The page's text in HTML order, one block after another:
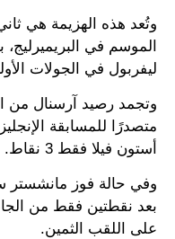
وتُعد هذه الهزيمة هي
ليفربول في الجولات
متصدرًا للمسابقة
أستون فيلا فقط 3 نقاط.
وفي حالة فوز مانشستر
بعد نقطتين فقط من
على اللقب الثمين.